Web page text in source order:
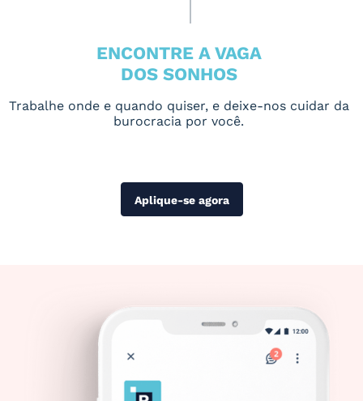
ENCONTRE A VAGA
DOS SONHOS
Trabalhe onde e quando quiser, e deixe-nos cuidar da
burocracia por você.
Aplique-se agora